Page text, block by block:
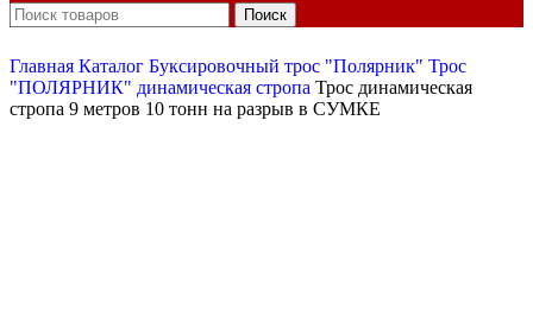
Поиск
Главная Каталог Буксировочный трос "Полярник" Трос
"ПОЛЯРНИК" динамическая стропа Трос динамическая
стропа 9 метров 10 тонн на разрыв в СУМКЕ